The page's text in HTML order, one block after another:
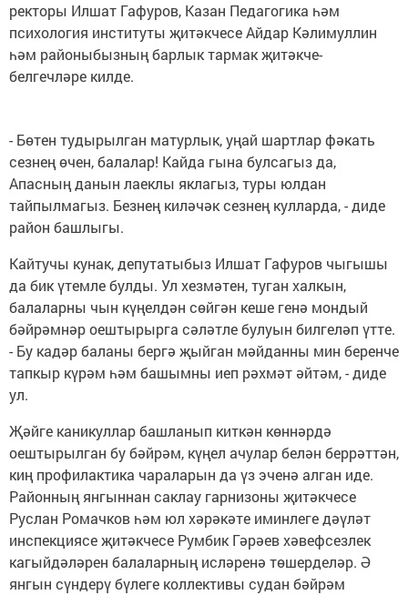
ректоры Илшат Гафуров, Казан Педагогика һәм
психология институты җитәкчесе Айдар Кәлимуллин
һәм районыбызның барлык тармак җитәкче-
белгечләре килде.
- Бөтен тудырылган матурлык, уңай шартлар фәкать
сезнең өчен, балалар! Кайда гына булсагыз да,
Апасның данын лаеклы яклагыз, туры юлдан
тайпылмагыз. Безнең киләчәк сезнең кулларда, - диде
район башлыгы.
Кайтучы кунак, депутатыбыз Илшат Гафуров чыгышы
да бик үтемле булды. Ул хезмәтен, туган халкын,
балаларны чын күңелдән сөйгән кеше генә мондый
бәйрәмнәр оештырырга сәләтле булуын билгеләп үтте.
- Бу кадәр баланы бергә җыйган мәйданны мин беренче
тапкыр күрәм һәм башымны иеп рәхмәт әйтәм, - диде
ул.
Җәйге каникуллар башланып киткән көннәрдә
оештырылган бу бәйрәм, күңел ачулар белән беррәттән,
киң профилактика чараларын да үз эченә алган иде.
Районның янгыннан саклау гарнизоны җитәкчесе
Руслан Ромачков һәм юл хәрәкәте иминлеге дәүләт
инспекциясе җитәкчесе Румбик Гәрәев хәвефсезлек
кагыйдәләрен балаларның исләренә төшерделәр. Ә
янгын сүндерү бүлеге коллективы судан бәйрәм